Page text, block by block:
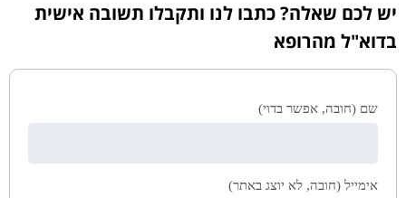
יש לכם שאלה? כתבו לנו ותקבלו תשובה אישית
בדוא"ל מהרופא
שם (חובה, אפשר בדוי)
אימייל (חובה, לא יוצג באתר)